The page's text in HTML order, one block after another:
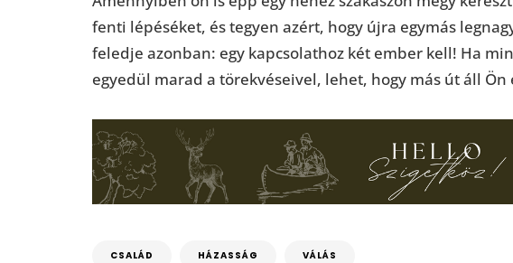
fenti lépéséket, és tegyen azért, hogy újra egymás
feledje azonban: egy kapcsolathoz két ember kell! Ha
egyedül marad a törekvéseivel, lehet, hogy más út áll Ön
CSALÁD HÁZASSÁG VÁLÁS